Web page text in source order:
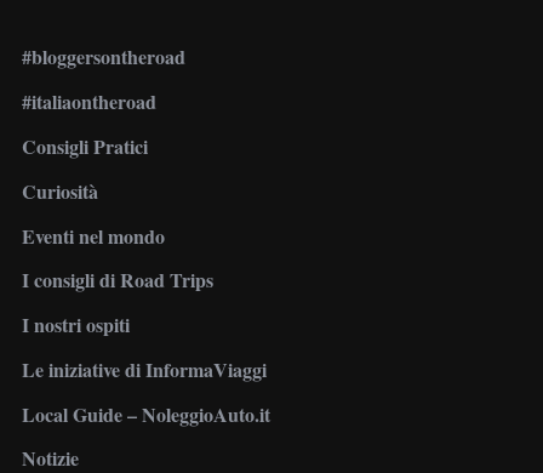
#bloggersontheroad
#italiaontheroad
Consigli Pratici
Curiosità
Eventi nel mondo
I consigli di Road Trips
I nostri ospiti
Le iniziative di InformaViaggi
Local Guide – NoleggioAuto.it
Notizie